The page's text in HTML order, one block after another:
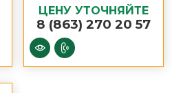
ЦЕНУ УТОЧНЯЙТЕ
8 (863) 270 20 57